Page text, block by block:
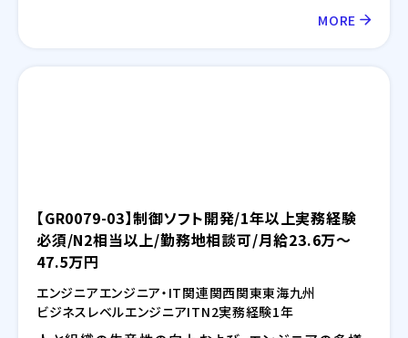
MORE
【GR0079-03】制御ソフト開発/1年以上実務経験
必須/N2相当以上/勤務地相談可/月給23.6万～
47.5万円
エンジニアエンジニア・IT関連関西関東東海九州
ビジネスレベルエンジニアITN2実務経験1年